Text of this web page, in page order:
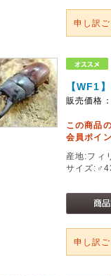
申し訳
【WF1
販売価格
この商品
会員ポイ
産地:フ
サイズ
申し訳